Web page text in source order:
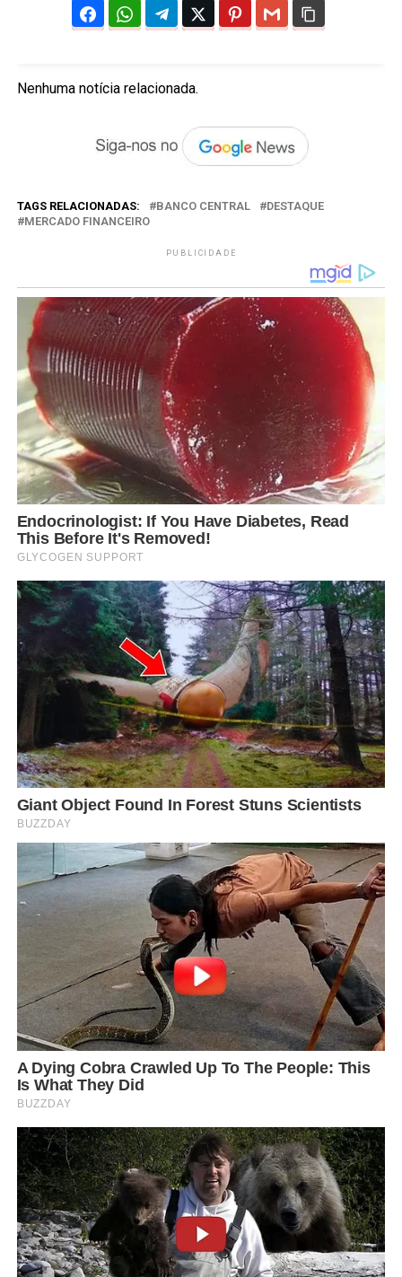
Nenhuma notícia relacionada.
TAGS RELACIONADAS: BANCO CENTRAL
DESTAQUE
MERCADO FINANCEIRO
PUBLICIDADE